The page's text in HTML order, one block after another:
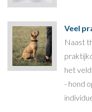
Veel
Naast
het
- hond